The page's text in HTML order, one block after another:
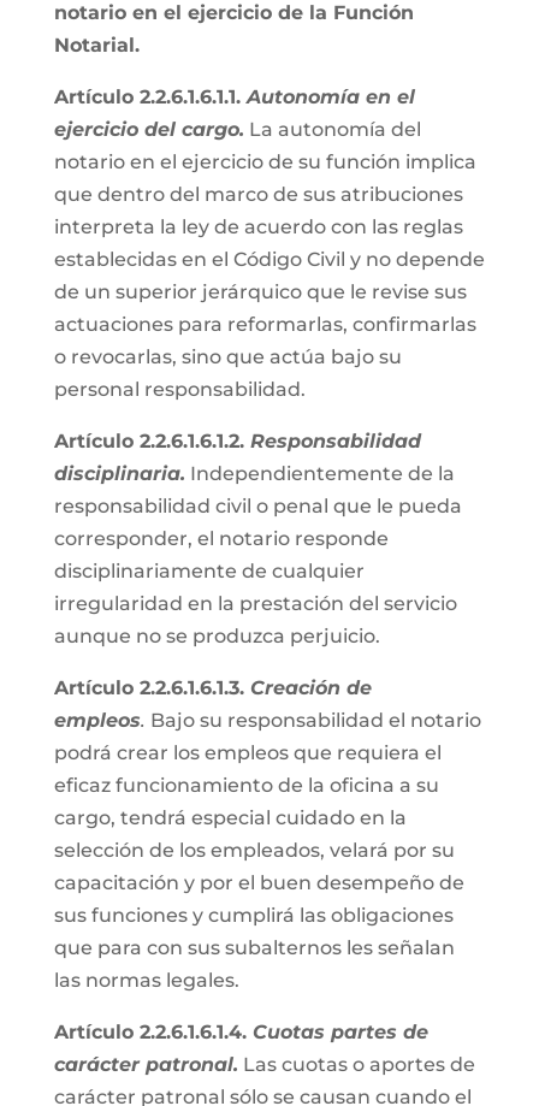
notario en el ejercicio de la Función
Notarial.
Artículo 2.2.6.1.6.1.1.Autonomía en el
ejercicio del cargo. La autonomía del
notario en el ejercicio de su función implica
que dentro del marco de sus atribuciones
interpreta la ley de acuerdo con las reglas
establecidas en el Código Civil y no depende
de un superior jerárquico que le revise sus
actuaciones para reformarlas, confirmarlas
o revocarlas, sino que actúa bajo su
personal responsabilidad.
Artículo 2.2.6.1.6.1.2.Responsabilidad
disciplinaria. Independientemente de la
responsabilidad civil o penal que le pueda
corresponder, el notario responde
disciplinariamente de cualquier
irregularidad en la prestación del servicio
aunque no se produzca perjuicio.
Artículo 2.2.6.1.6.1.3. Creación de
empleos. Bajo su responsabilidad el notario
podrá crear los empleos que requiera el
eficaz funcionamiento de la oficina a su
cargo, tendrá especial cuidado en la
selección de los empleados, velará por su
capacitación y por el buen desempeño de
sus funciones y cumplirá las obligaciones
que para con sus subalternos les señalan
las normas legales.
Artículo 2.2.6.1.6.1.4. Cuotas partes de
carácter patronal. Las cuotas o aportes de
carácter patronal sólo se causan cuando el